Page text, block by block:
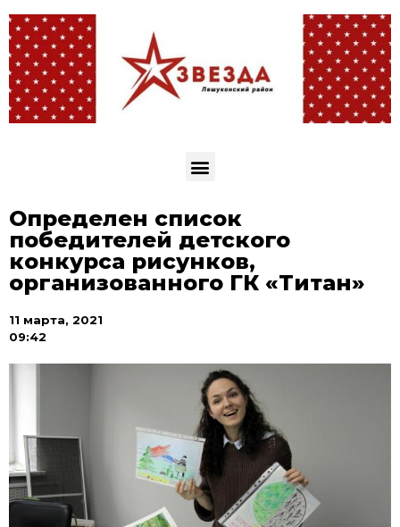
Определен список
победителей детского
конкурса рисунков,
организованного ГК «Титан»
11 марта, 2021
09:42